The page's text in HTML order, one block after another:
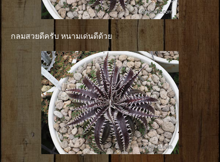
กลมสวยดีครับ หนามเด่นดีด้วย